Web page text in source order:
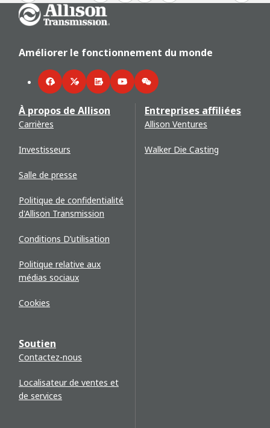
Go Home
Améliorer le fonctionnement du monde
FacebookTwitterLinkedInYouTubeWeChat
À propos de Allison
Carrières
Investisseurs
Salle de presse
Politique de confidentialité
d'Allison Transmission
Conditions D’utilisation
Politique relative aux
médias sociaux
Cookies
Soutien
Contactez-nous
Localisateur de ventes et
de services
Entreprises affiliées
Allison Ventures
Walker Die Casting